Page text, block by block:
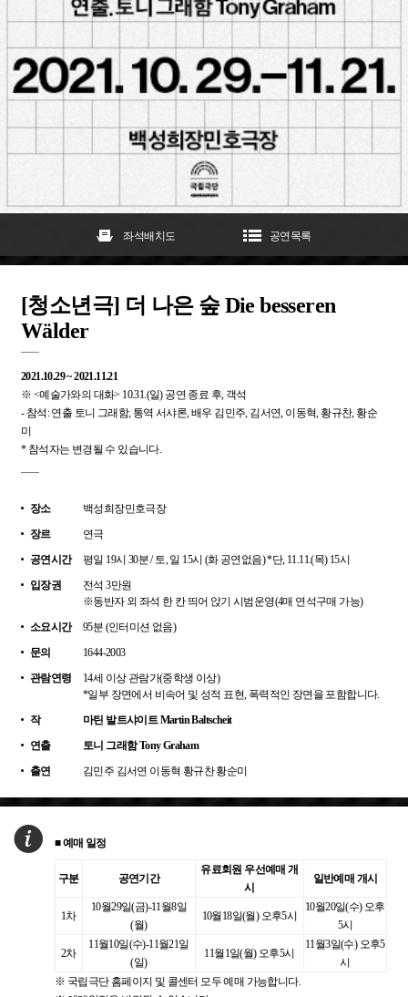
좌석배치도 공연목록
[청소년극] 더 나은 숲 Die besseren
Wälder
2021.10.29 ~ 2021.11.21
※ <예술가와의 대화> 10.31.(일) 공연 종료 후, 객석
- 참석: 연출 토니 그래함, 통역 서샤론, 배우 김민주, 김서연, 이동혁, 황규찬, 황순
미
* 참석자는 변경될 수 있습니다.
장소
백성희장민호극장
장르
연극
공연시간
평일 19시 30분 / 토, 일 15시 (화 공연없음) *단, 11.11.(목) 15시
입장권
전석 3만원
※동반자 외 좌석 한 칸 띄어 앉기 시범운영(4매 연석구매 가능)
소요시간
95분 (인터미션 없음)
문의
1644-2003
관람연령
14세 이상 관람가(중학생 이상)
*일부 장면에서 비속어 및 성적 표현, 폭력적인 장면을 포함합니다.
작
마틴 발트샤이트 Martin Baltscheit
연출
토니 그래함 Tony Graham
출연
김민주 김서연 이동혁 황규찬 황순미
■ 예매 일정
구분 공연기간
유료회원 우선예매 개
시
일반예매 개시
1차
10월29일(금)-11월8일
(월)
10월18일(월) 오후5시
10월20일(수) 오후
5시
2차
11월10일(수)-11월21일
(일)
11월1일(월) 오후5시
11월3일(수) 오후5
시
※ 국립극단 홈페이지 및 콜센터 모두 예매 가능합니다.